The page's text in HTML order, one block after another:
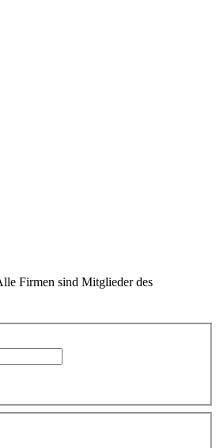
Firmen sind Mitglieder des